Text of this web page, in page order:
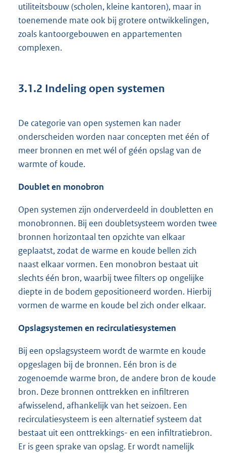
utiliteitsbouw (scholen, kleine kantoren), maar in
toenemende mate ook bij grotere ontwikkelingen,
zoals kantoorgebouwen en appartementen
complexen.
3.1.2 Indeling open systemen
De categorie van open systemen kan nader
onderscheiden worden naar concepten met één of
meer bronnen en met wél of géén opslag van de
warmte of koude.
Doublet en monobron
Open systemen zijn onderverdeeld in doubletten en
monobronnen. Bij een doubletsysteem worden twee
bronnen horizontaal ten opzichte van elkaar
geplaatst, zodat de warme en koude bellen zich
naast elkaar vormen. Een monobron bestaat uit
slechts één bron, waarbij twee filters op ongelijke
diepte in de bodem gepositioneerd worden. Hierbij
vormen de warme en koude bel zich onder elkaar.
Opslagsystemen en recirculatiesystemen
Bij een opslagsysteem wordt de warmte en koude
opgeslagen bij de bronnen. Eén bron is de
zogenoemde warme bron, de andere bron de koude
bron. Deze bronnen onttrekken en infiltreren
afwisselend, afhankelijk van het seizoen. Een
recirculatiesysteem is een alternatief systeem dat
bestaat uit een onttrekkings- en een infiltratiebron.
Er is geen sprake van opslag. Er wordt namelijk